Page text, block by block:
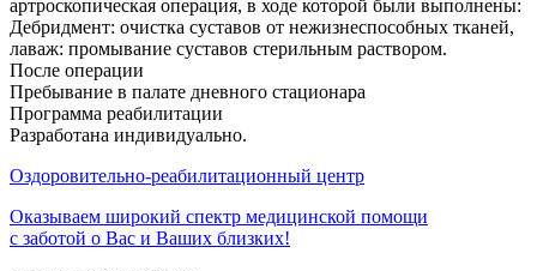
артроскопическая операция, в ходе которой были выполнены:
Дебридмент: очистка суставов от нежизнеспособных тканей,
лаваж: промывание суставов стерильным раствором.
После операции
Пребывание в палате дневного стационара
Программа реабилитации
Разработана индивидуально.
Оздоровительно-реабилитационный центр
Оказываем широкий спектр медицинской помощи
с заботой о Вас и Ваших близких!